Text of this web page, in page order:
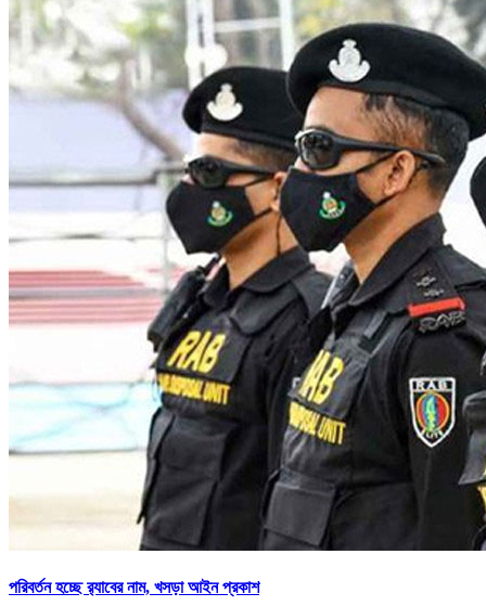
পরিবর্তন হচ্ছে র‌্যাবের নাম, খসড়া আইন প্রকাশ